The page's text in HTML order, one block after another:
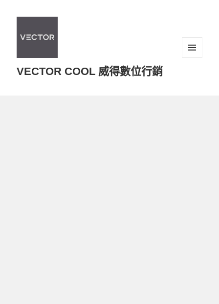
VECTOR COOL 威得數位行銷